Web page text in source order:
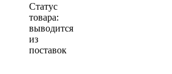
Статус
товара:
выводится
из
поставок